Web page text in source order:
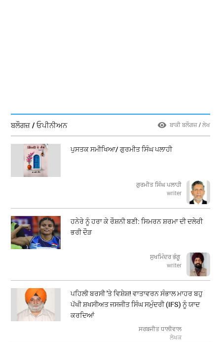
ਬਲੌਗਜ਼ / ਓਪੀਨੀਅਨ ਬਾਕੀ ਬਲੌਗਜ਼ / ਲੇਖ
ਪੁਸਤਕ ਸਮੀਖਿਆ/ ਗੁਰਮੀਤ ਸਿੰਘ ਪਲਾਹੀ
ਗੁਰਮੀਤ ਸਿੰਘ ਪਲਾਹੀ
writer
ਹਨੇਰੇ ਨੂੰ ਹਰਾ ਕੇ ਰੌਸ਼ਨੀ ਬਣੀ: ਸਿਮਰਨ ਸ਼ਰਮਾ ਦੀ ਦਲੇਰੀ
ਭਰੀ ਦੌੜ
ਸੁਖਮਿੰਦਰ ਭੰਗੂ
writer
ਪਹਿਲੀ ਬਰਸੀ 'ਤੇ ਵਿਸ਼ੇਸ਼! ਵਾਤਾਵਰਨ ਸੰਭਾਲ ਮਾਹਰ ਬਹੁ
ਪੱਖੀ ਸ਼ਖਸੀਅਤ ਜਸਜੀਤ ਸਿੰਘ ਸਮੁੰਦਰੀ (IFS) ਨੂੰ ਯਾਦ
ਕਰਦਿਆਂ
ਸਰਬਜੀਤ ਧਾਲੀਵਾਲ
ਲੇਖਕ